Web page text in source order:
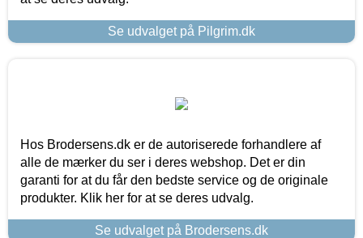
Se udvalget på Pilgrim.dk
Hos Brodersens.dk er de autoriserede forhandlere af
alle de mærker du ser i deres webshop. Det er din
garanti for at du får den bedste service og de originale
produkter. Klik her for at se deres udvalg.
Se udvalget på Brodersens.dk